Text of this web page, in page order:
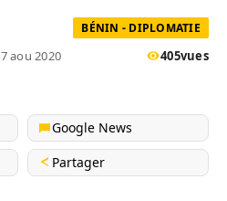
BÉNIN - DIPLOMATIE
aou 2020 405vues
Google News
Partager